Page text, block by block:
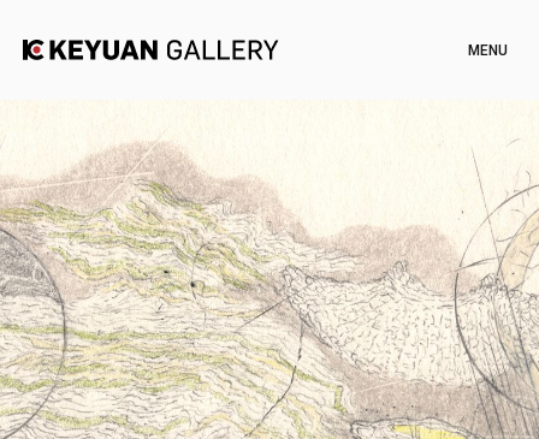
Artists
Exhibitions
Channel
News